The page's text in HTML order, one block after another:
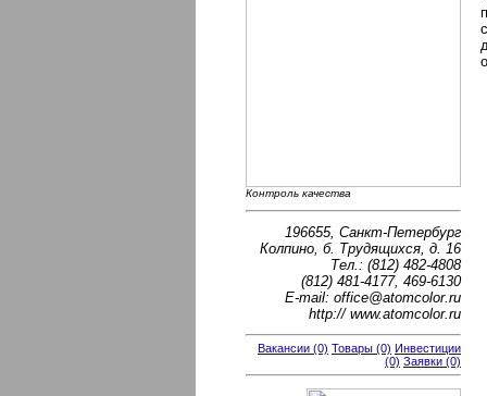
Контроль качества
196655, Санкт-Петербург
Колпино, б. Трудящихся, д. 16
Тел.: (812) 482-4808
(812) 481-4177, 469-6130
E-mail: office@atomcolor.ru
http:// www.atomcolor.ru
Вакансии (0) Товары (0) Инвестиции
(0) Заявки (0)